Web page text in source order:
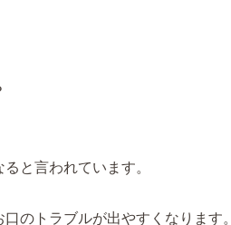
と言われています。
のトラブルが出やすくなります。